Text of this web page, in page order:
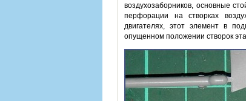
воздухозаборников, основные
перфорации на створках
двигателях, этот элемент в
опущенном положении створок